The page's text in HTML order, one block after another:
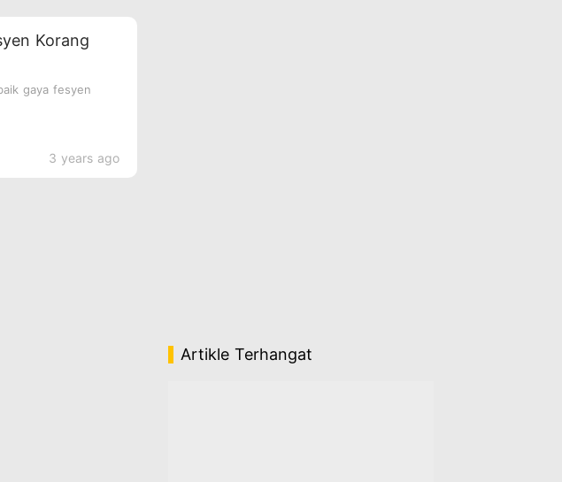
3 years ago
Korang
gaya fesyen
Artikle Terhangat